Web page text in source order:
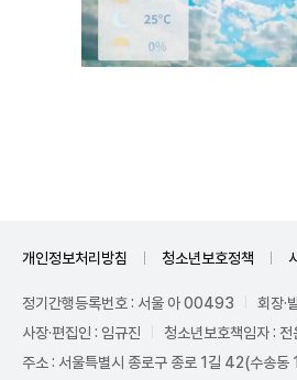
개인정보처리방침 청소년보호정책
정기간행등록번호 : 서울 아 00493
회장·
사장·편집인 : 임규진
청소년보호책임자 : 전
주소 : 서울특별시 종로구 종로 1길 42(수송